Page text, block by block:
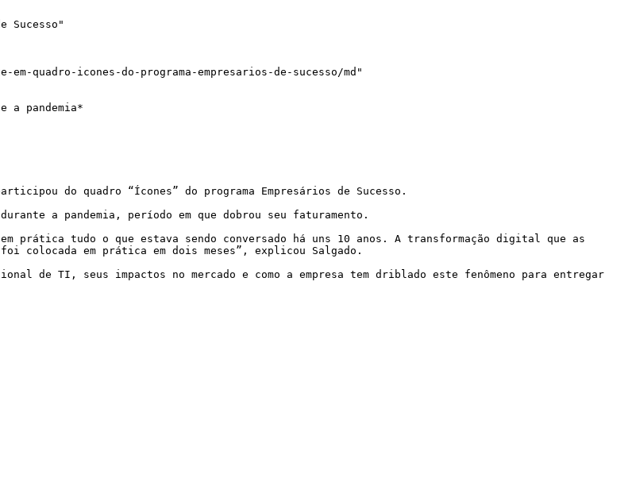
Sucesso"
icones-do-programa-empresarios-de-sucesso/md"
a pandemia*
do quadro “Ícones” do programa Empresários de Sucesso.
a pandemia, período em que dobrou seu faturamento.
em prática tudo o que estava sendo conversado há uns 10 anos. A transformação digital que as
colocada em prática em dois meses”, explicou Salgado.
de TI, seus impactos no mercado e como a empresa tem driblado este fenômeno para entregar